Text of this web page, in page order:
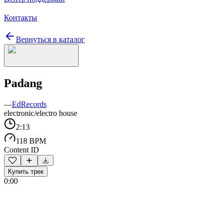
Контакты
Вернуться в каталог
Padang
—EdRecords
electronic/electro house
2:13
118 BPM
Content ID
Купить трек
0:00